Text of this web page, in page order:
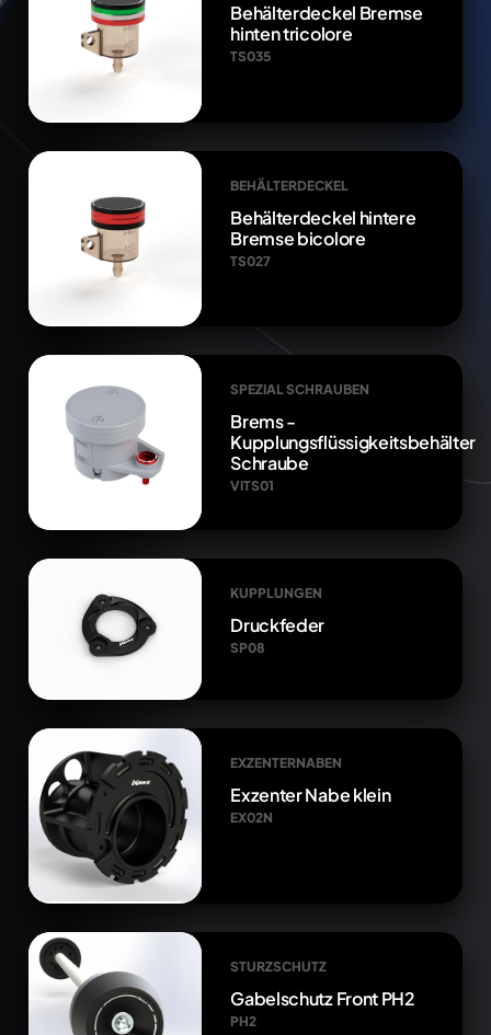
Behälterdeckel Bremse
hinten tricolore
TS035
BEHÄLTERDECKEL
Behälterdeckel hintere
Bremse bicolore
TS027
SPEZIAL SCHRAUBEN
Brems -
Kupplungsflüssigkeitsbehälter
Schraube
VITS01
KUPPLUNGEN
Druckfeder
SP08
EXZENTERNABEN
Exzenter Nabe klein
EX02N
STURZSCHUTZ
Gabelschutz Front PH2
PH2